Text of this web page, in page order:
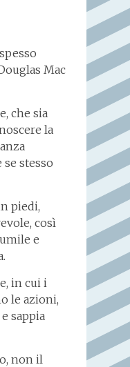
Mac
che sia
la
stesso
piedi,
così
e
in cui i
le azioni,
sappia
non il